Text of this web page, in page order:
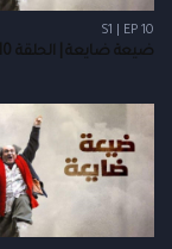
S1 | EP 10
ضيعة ضايعة | الحلقة 10